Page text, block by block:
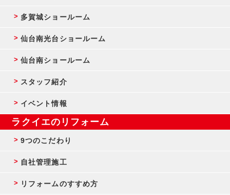
多賀城ショールーム
仙台南光台ショールーム
仙台南ショールーム
スタッフ紹介
イベント情報
ラクイエのリフォーム
9つのこだわり
自社管理施工
リフォームのすすめ方